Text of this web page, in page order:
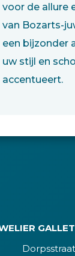
voor de allure
van Bozarts-
een bijzonder
uw stijl en
accentueert.